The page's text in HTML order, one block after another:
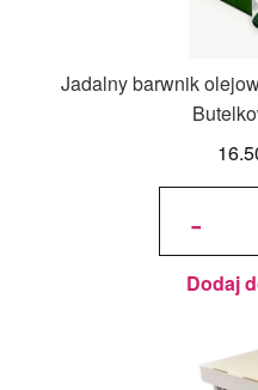
Jadalny barwnik
-
ilość
olejowy
Food
Colours -
Zielony
Butelkowy
Dodaj